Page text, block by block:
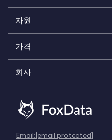
자원
가격
회사
Email:[email protected]